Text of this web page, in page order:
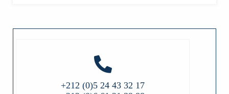
+212 (0)5 24 43 32 17